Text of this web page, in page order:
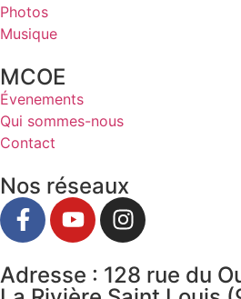
Photos
Musique
MCOE
Évenements
Qui sommes-nous
Contact
Nos réseaux
Adresse : 128 rue du